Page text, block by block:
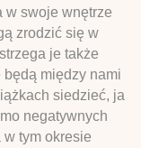
w swoje wnętrze
zrodzić się w
je także
między nami
siedzieć, ja
negatywnych
tym okresie